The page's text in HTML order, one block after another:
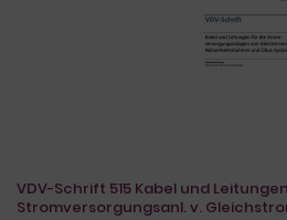
VDV-Schrift 515 Kabel und
Stromversorgungsanl. v.